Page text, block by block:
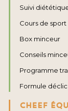
Suivi
Cours de sport
Box minceur
Conseils
Programme
Formule déclic
CHEEF